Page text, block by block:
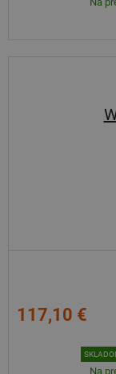
117,10 €
Na